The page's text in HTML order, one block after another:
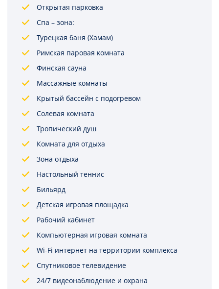
Открытая парковка
Спа – зона:
Турецкая баня (Хамам)
Римская паровая комната
Финская сауна
Массажные комнаты
Крытый бассейн с подогревом
Солевая комната
Тропический душ
Комната для отдыха
Зона отдыха
Настольный теннис
Бильярд
Детская игровая площадка
Рабочий кабинет
Компьютерная игровая комната
Wi-Fi интернет на территории комплекса
Спутниковое телевидение
24/7 видеонаблюдение и охрана